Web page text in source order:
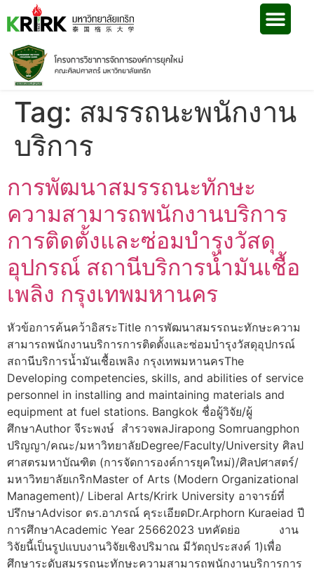
Tag: สมรรถนะพนักงาน
บริการ
การพัฒนาสมรรถนะทักษะ
ความสามารถพนักงานบริการ
การติดตั้งและซ่อมบำรุงวัสดุ
อุปกรณ์ สถานีบริการน้ำมันเชื้อ
เพลิง กรุงเทพมหานคร
หัวข้อการค้นคว้าอิสระTitle การพัฒนาสมรรถนะทักษะความ
สามารถพนักงานบริการการติดตั้งและซ่อมบำรุงวัสดุอุปกรณ์
สถานีบริการน้ำมันเชื้อเพลิง กรุงเทพมหานครThe
Developing competencies, skills, and abilities of service
personnel in installing and maintaining materials and
equipment at fuel stations. Bangkok ชื่อผู้วิจัย/ผู้
ศึกษาAuthor จีระพงษ์ สำรวจพลJirapong Somruangphon
ปริญญา/คณะ/มหาวิทยาลัยDegree/Faculty/University ศิลป
ศาสตรมหาบัณฑิต (การจัดการองค์การยุคใหม่)/ศิลปศาสตร์/
มหาวิทยาลัยเกริกMaster of Arts (Modern Organizational
Management)/ Liberal Arts/Krirk University อาจารย์ที่
ปรึกษาAdvisor ดร.อาภรณ์ คุระเอียดDr.Arphorn Kuraeiad ปี
การศึกษาAcademic Year 25662023 บทคัดย่อ งาน
วิจัยนี้เป็นรูปแบบงานวิจัยเชิงปริมาณ มีวัตถุประสงค์ 1)เพื่อ
ศึกษาระดับสมรรถนะทักษะความสามารถพนักงานบริการการ